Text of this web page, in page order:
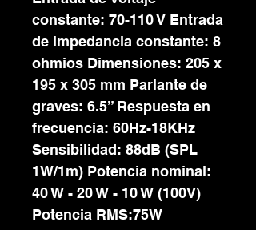
constante: 70-110 V Entrada
de impedancia constante: 8
ohmios Dimensiones: 205 x
195 x 305 mm Parlante de
graves: 6.5” Respuesta en
frecuencia: 60Hz-18KHz
Sensibilidad: 88dB (SPL
1W/1m) Potencia nominal:
40 W - 20 W - 10 W (100V)
Potencia RMS:75W